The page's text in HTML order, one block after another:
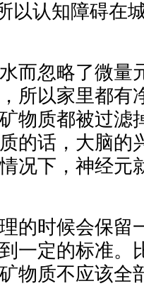
以认知障碍在
而忽略了微量
所以家里都有
物质都被过滤
的话，大脑的
况下，神经元
的时候会保留
一定的标准。
物质不应该全